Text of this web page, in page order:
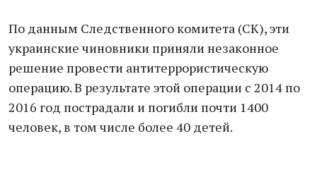
По данным Следственного комитета (СК), эти
украинские чиновники приняли незаконное
решение провести антитеррористическую
операцию. В результате этой операции с 2014 по
2016 год пострадали и погибли почти 1400
человек, в том числе более 40 детей.